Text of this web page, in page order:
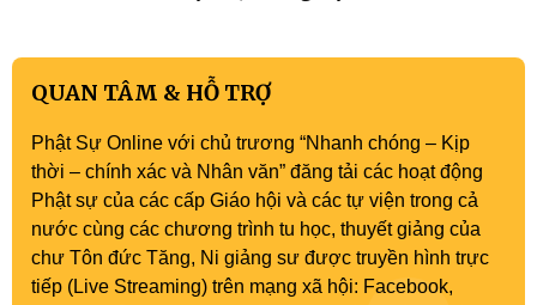
QUAN TÂM & HỖ TRỢ
Phật Sự Online với chủ trương “Nhanh chóng – Kịp
thời – chính xác và Nhân văn” đăng tải các hoạt động
Phật sự của các cấp Giáo hội và các tự viện trong cả
nước cùng các chương trình tu học, thuyết giảng của
chư Tôn đức Tăng, Ni giảng sư được truyền hình trực
tiếp (Live Streaming) trên mạng xã hội: Facebook,